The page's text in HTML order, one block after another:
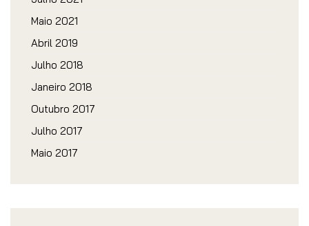
Maio 2021
Abril 2019
Julho 2018
Janeiro 2018
Outubro 2017
Julho 2017
Maio 2017